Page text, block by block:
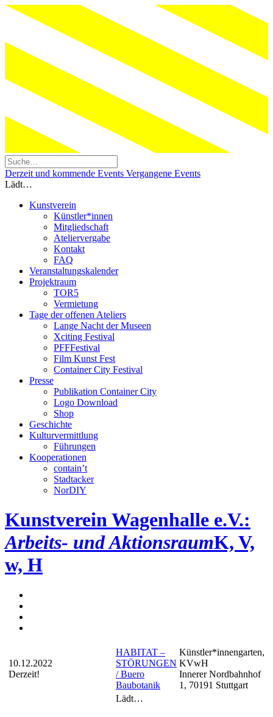
Derzeit und kommende Events Vergangene Events
Lädt…
Kunstverein
Künstler*innen
Mitgliedschaft
Ateliervergabe
Kontakt
FAQ
Veranstaltungskalender
Projektraum
TOR5
Vermietung
Tage der offenen Ateliers
Lange Nacht der Museen
Xciting Festival
PFFFestival
Film Kunst Fest
Container City Festival
Presse
Publikation Container City
Logo Download
Shop
Geschichte
Kulturvermittlung
Führungen
Kooperationen
contain’t
Stadtacker
NorDIY
Kunstverein Wagenhalle e.V.:
Arbeits- und AktionsraumK, V,
w, H
10.12.2022
Derzeit!
HABITAT –
STÖRUNGEN
/ Buero
Baubotanik
Künstler*innengarten,
KVwH
Innerer Nordbahnhof
1, 70191 Stuttgart
Lädt…